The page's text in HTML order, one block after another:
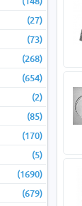
(27)
(73)
(268)
(654)
(2)
(85)
(170)
(5)
(1690)
(679)